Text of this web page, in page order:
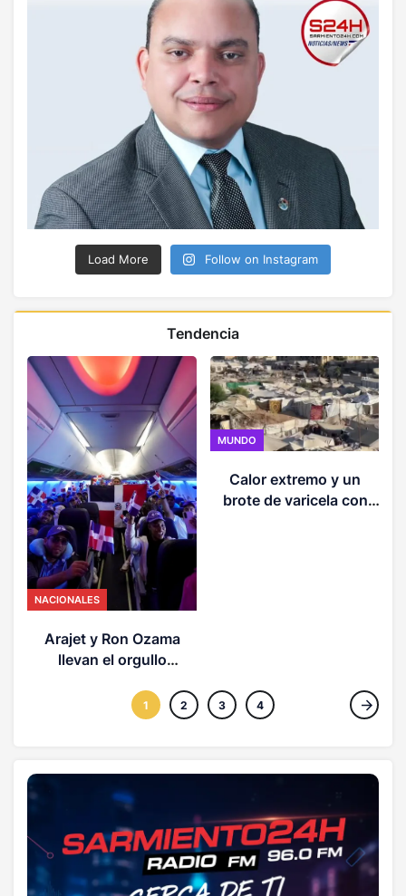
Load More Follow on Instagram
Tendencia
NACIONALES
Arajet y Ron Ozama
llevan el orgullo
pies de altura rumbo al
Dominican Day Parade
MUNDO
Calor extremo y un
brote de varicela con
1 2 3 4